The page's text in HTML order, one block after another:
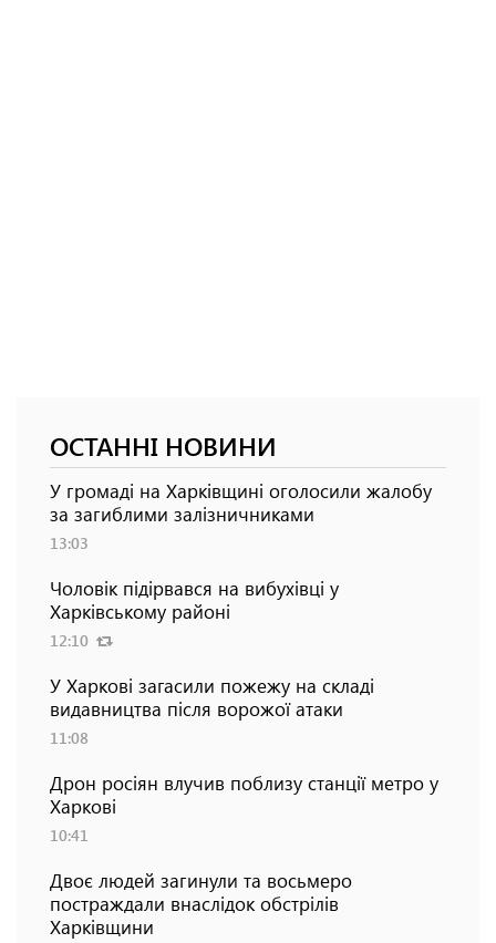
ОСТАННІ НОВИНИ
У громаді на Харківщині оголосили жалобу
за загиблими залізничниками
13:03
Чоловік підірвався на вибухівці у
Харківському районі
12:10
У Харкові загасили пожежу на складі
видавництва після ворожої атаки
11:08
Дрон росіян влучив поблизу станції метро у
Харкові
10:41
Двоє людей загинули та восьмеро
постраждали внаслідок обстрілів
Харківщини